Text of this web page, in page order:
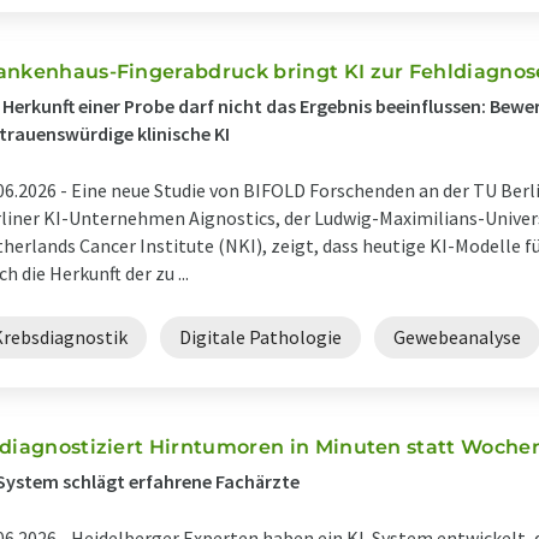
Fingerabdruck bringt KI zur
Herkunft einer Probe darf nicht das Ergebnis beeinflussen:
klinische KI
- Eine neue Studie von BIFOLD Forschenden an der TU
KI-Unternehmen Aignostics, der Ludwig-Maximilians-
Cancer Institute (NKI), zeigt, dass heutige KI-Modelle
die Herkunft der zu ...
Digitale Pathologie Gewebeanalyse
Hirntumoren in Minuten statt
schlägt erfahrene Fachärzte